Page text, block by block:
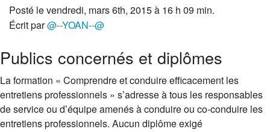
Posté le vendredi, mars 6th, 2015 à 16 h 09 min.
Écrit par@--YOAN--@
Publics concernés et diplômes
La formation « Comprendre et conduire efficacement les
entretiens professionnels » s’adresse à tous les responsables
de service ou d’équipe amenés à conduire ou co-conduire les
entretiens professionnels. Aucun diplôme exigé